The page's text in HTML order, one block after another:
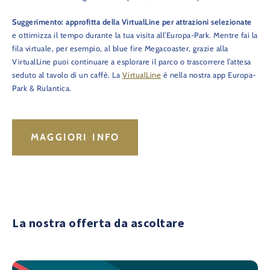
Suggerimento: approfitta della VirtualLine per attrazioni selezionate
e ottimizza il tempo durante la tua visita all’Europa-Park. Mentre fai la
fila virtuale, per esempio, al blue fire Megacoaster, grazie alla
VirtualLine puoi continuare a esplorare il parco o trascorrere l’attesa
seduto al tavolo di un caffè. La VirtualLine è nella nostra app Europa-
Park & Rulantica.
MAGGIORI INFO
La nostra offerta da ascoltare